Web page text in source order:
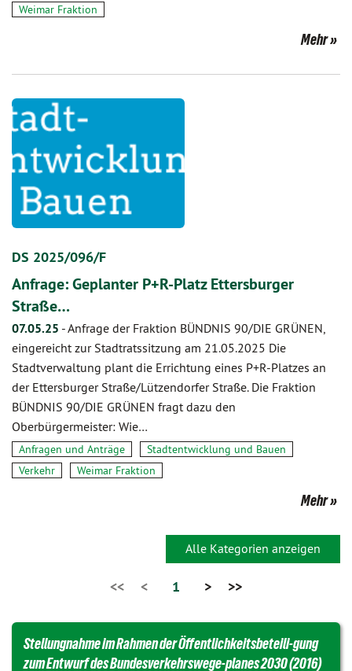
Weimar Fraktion
Mehr
DS 2025/096/F
Anfrage: Geplanter P+R-Platz Ettersburger
Straße…
07.05.25 -Anfrage der Fraktion BÜNDNIS 90/DIE GRÜNEN,
eingereicht zur Stadtratssitzung am 21.05.2025 Die
Stadtverwaltung plant die Errichtung eines P+R-Platzes an
der Ettersburger Straße/Lützendorfer Straße. Die Fraktion
BÜNDNIS 90/DIE GRÜNEN fragt dazu den
Oberbürgermeister: Wie…
Anfragen und Anträge
Stadtentwicklung und Bauen
Verkehr
Weimar Fraktion
Mehr
Alle Kategorien anzeigen
<< < 1 > >>
Stellungnahme im Rahmen der Öffentlichkeitsbeteili-gung
zum Entwurf des Bundesverkehrswege-planes 2030 (2016)